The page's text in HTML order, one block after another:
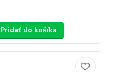
Pridať do košíka